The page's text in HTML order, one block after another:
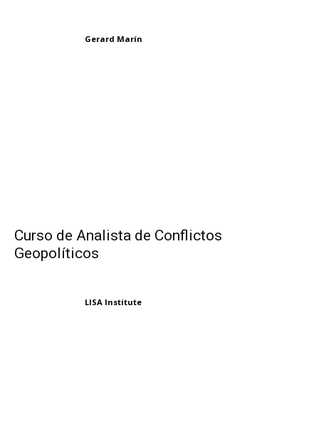
Gerard Marín
Curso de Analista de Conflictos
Geopolíticos
LISA Institute